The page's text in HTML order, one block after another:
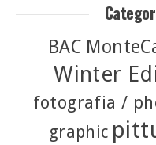
BAC
Winter
fotografia /
graphic